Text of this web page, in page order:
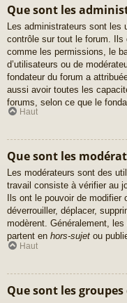
Que sont les
Les administrateurs sont
contrôle sur tout le forum.
comme les permissions, le
d’utilisateurs ou de
fondateur du forum a
aussi avoir toutes les
forums, selon ce que le
Haut
Que sont les
Les modérateurs sont des
travail consiste à vérifier au
Ils ont le pouvoir de
déverrouiller, déplacer,
modèrent. Généralement,
partent en hors-sujet ou
Haut
Que sont les